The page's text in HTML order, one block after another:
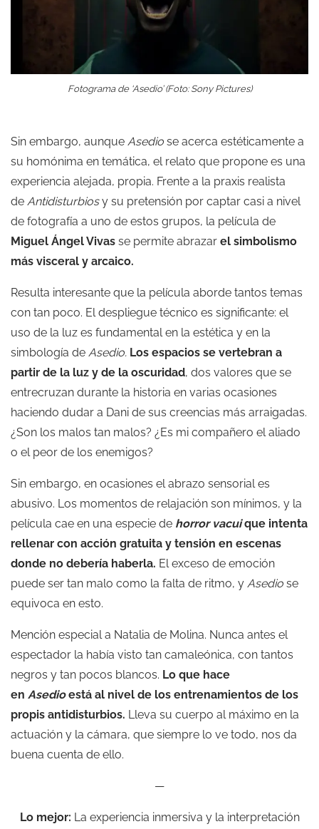
Fotograma de ‘Asedio’ (Foto: Sony Pictures)
Sin embargo, aunque Asedio se acerca estéticamente a
su homónima en temática, el relato que propone es una
experiencia alejada, propia. Frente a la praxis realista
de Antidisturbiosy su pretensión por captar casi a nivel
de fotografía a uno de estos grupos, la película de
Miguel Ángel Vivas se permite abrazar el simbolismo
más visceral y arcaico.
Resulta interesante que la película aborde tantos temas
con tan poco. El despliegue técnico es significante: el
uso de la luz es fundamental en la estética y en la
simbología de Asedio. Los espacios se vertebran a
partir de la luz y de la oscuridad, dos valores que se
entrecruzan durante la historia en varias ocasiones
haciendo dudar a Dani de sus creencias más arraigadas.
¿Son los malos tan malos? ¿Es mi compañero el aliado
o el peor de los enemigos?
Sin embargo, en ocasiones el abrazo sensorial es
abusivo. Los momentos de relajación son mínimos, y la
película cae en una especie de horror vacuique intenta
rellenar con acción gratuita y tensión en escenas
donde no debería haberla. El exceso de emoción
puede ser tan malo como la falta de ritmo, y Asedio se
equivoca en esto.
Mención especial a Natalia de Molina. Nunca antes el
espectador la había visto tan camaleónica, con tantos
negros y tan pocos blancos. Lo que hace
en Asedioestá al nivel de los entrenamientos de los
propis antidisturbios. Lleva su cuerpo al máximo en la
actuación y la cámara, que siempre lo ve todo, nos da
buena cuenta de ello.
—
Lo mejor: La experiencia inmersiva y la interpretación